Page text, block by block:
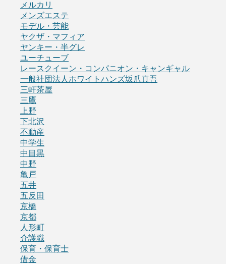
メルカリ
メンズエステ
モデル・芸能
ヤクザ・マフィア
ヤンキー・半グレ
ユーチューブ
レースクイーン・コンパニオン・キャンギャル
一般社団法人ホワイトハンズ坂爪真吾
三軒茶屋
三鷹
上野
下北沢
不動産
中学生
中目黒
中野
亀戸
五井
五反田
京橋
京都
人形町
介護職
保育・保育士
借金